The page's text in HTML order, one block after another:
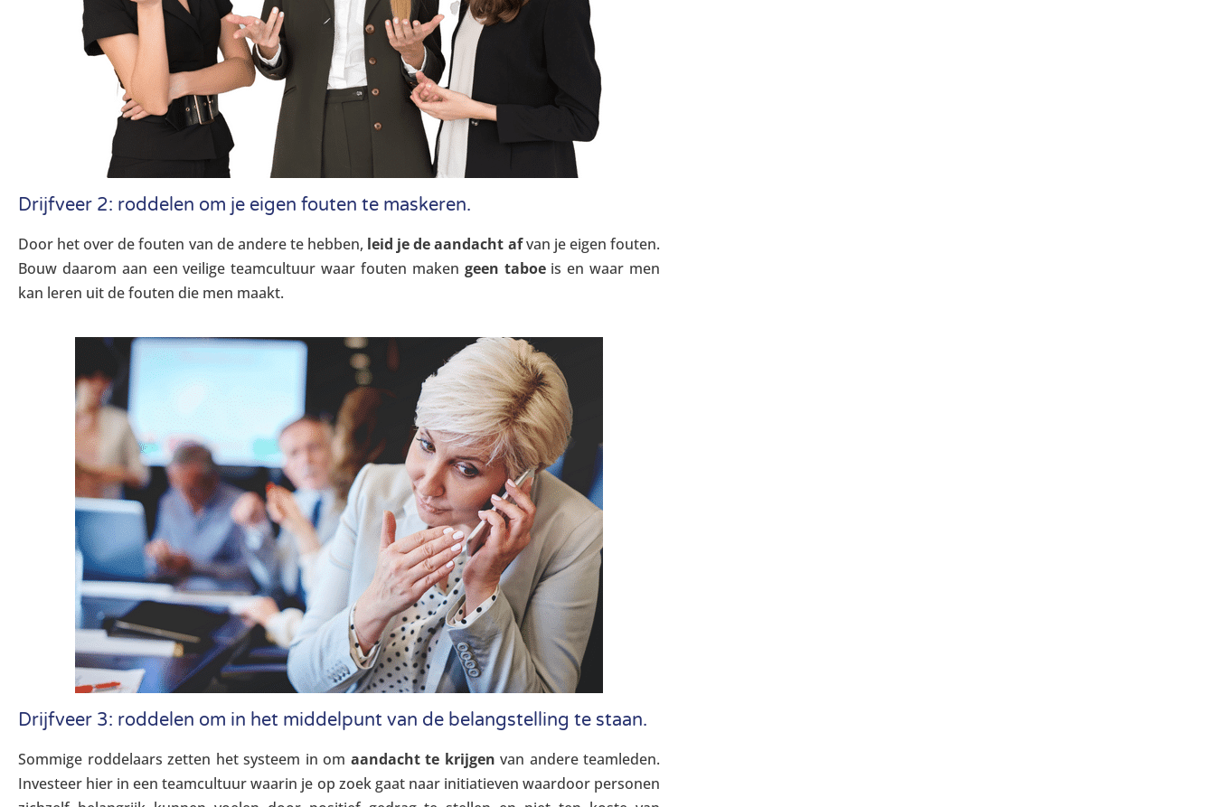
Drijfveer 2: roddelen om je eigen fouten te maskeren.
Door het over de fouten van de andere te hebben, leid je de aandacht afvan je eigen fouten.
Bouw daarom aan een veilige teamcultuur waar fouten maken geen taboeis en waar men
kan leren uit de fouten die men maakt.
Drijfveer 3: roddelen om in het middelpunt van de belangstelling te staan.
Sommige roddelaars zetten het systeem in om aandacht te krijgen van andere teamleden.
Investeer hier in een teamcultuur waarin je op zoek gaat naar initiatieven waardoor personen